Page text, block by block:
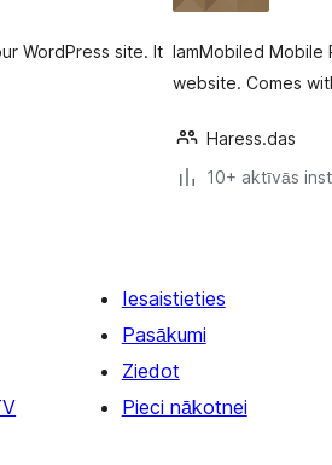
WordPress site. It IamMobiled Mobile
website. Comes
Haress.das
10+ aktīvās
Iesaistieties
Pasākumi
Ziedot
Pieci nākotnei